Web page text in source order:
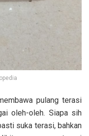
pulang terasi
oleh-oleh. Siapa sih
suka terasi, bahkan